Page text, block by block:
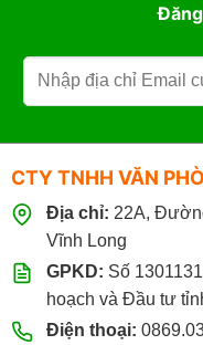
CTY TNHH VĂN
Địa chỉ: 22A,
Vĩnh Long
GPKD: Số
hoạch và Đầu tư
Điện thoại: